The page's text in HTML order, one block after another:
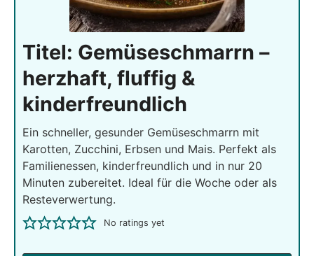
Titel: Gemüseschmarrn –
herzhaft, fluffig &
kinderfreundlich
Ein schneller, gesunder Gemüseschmarrn mit
Karotten, Zucchini, Erbsen und Mais. Perfekt als
Familienessen, kinderfreundlich und in nur 20
Minuten zubereitet. Ideal für die Woche oder als
Resteverwertung.
No ratings yet